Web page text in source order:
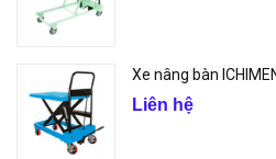
Xe nâng bàn
Liên hệ